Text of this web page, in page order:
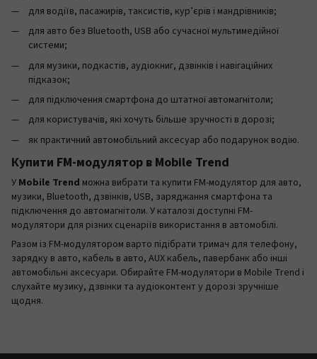
для водіїв, пасажирів, таксистів, кур’єрів і мандрівників;
для авто без Bluetooth, USB або сучасної мультимедійної
системи;
для музики, подкастів, аудіокниг, дзвінків і навігаційних
підказок;
для підключення смартфона до штатної автомагнітоли;
для користувачів, які хочуть більше зручності в дорозі;
як практичний автомобільний аксесуар або подарунок водію.
Купити FM-модулятор в Mobile Trend
У Mobile Trend можна вибрати та купити FM-модулятор для авто,
музики, Bluetooth, дзвінків, USB, заряджання смартфона та
підключення до автомагнітоли. У каталозі доступні FM-
модулятори для різних сценаріїв використання в автомобілі.
Разом із FM-модулятором варто підібрати тримач для телефону,
зарядку в авто, кабель в авто, AUX кабель, павербанк або інші
автомобільні аксесуари. Обирайте FM-модулятори в Mobile Trend і
слухайте музику, дзвінки та аудіоконтент у дорозі зручніше
щодня.